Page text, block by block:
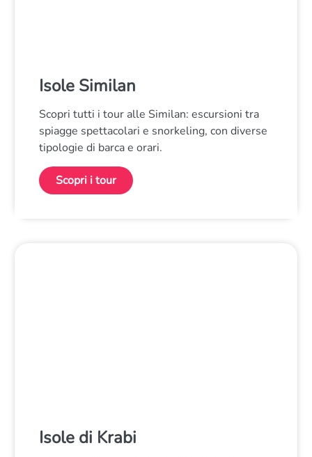
Isole Similan
Scopri tutti i tour alle Similan: escursioni tra
spiagge spettacolari e snorkeling, con diverse
tipologie di barca e orari.
Scopri i tour
Isole di Krabi